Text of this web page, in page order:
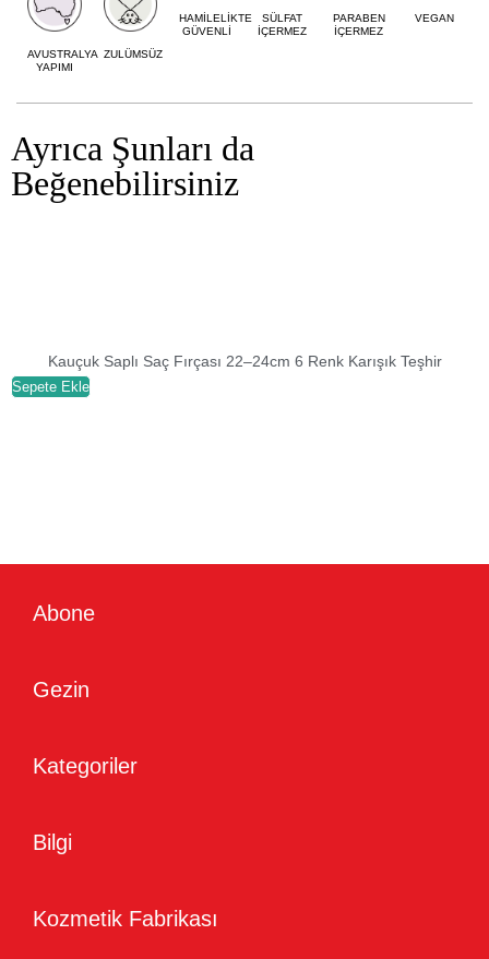
AVUSTRALYA
YAPIMI
ZULÜMSÜZ
HAMİLELİKTE
GÜVENLİ
SÜLFAT
İÇERMEZ
PARABEN
İÇERMEZ
VEGAN
Ayrıca Şunları da
Beğenebilirsiniz
Kauçuk Saplı Saç Fırçası 22–24cm 6 Renk Karışık Teşhir
Sepete Ekle
Abone
Gezin
Kategoriler
Bilgi
Kozmetik Fabrikası